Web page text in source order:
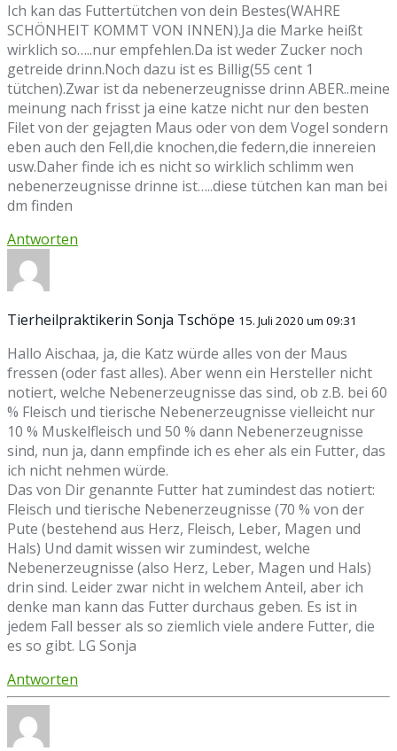
Ich kan das Futtertütchen von dein Bestes(WAHRE
SCHÖNHEIT KOMMT VON INNEN).Ja die Marke heißt
wirklich so…..nur empfehlen.Da ist weder Zucker noch
getreide drinn.Noch dazu ist es Billig(55 cent 1
tütchen).Zwar ist da nebenerzeugnisse drinn ABER..meine
meinung nach frisst ja eine katze nicht nur den besten
Filet von der gejagten Maus oder von dem Vogel sondern
eben auch den Fell,die knochen,die federn,die innereien
usw.Daher finde ich es nicht so wirklich schlimm wen
nebenerzeugnisse drinne ist…..diese tütchen kan man bei
dm finden
Antworten
Tierheilpraktikerin Sonja Tschöpe 15. Juli 2020 um 09:31
Hallo Aischaa, ja, die Katz würde alles von der Maus
fressen (oder fast alles). Aber wenn ein Hersteller nicht
notiert, welche Nebenerzeugnisse das sind, ob z.B. bei 60
% Fleisch und tierische Nebenerzeugnisse vielleicht nur
10 % Muskelfleisch und 50 % dann Nebenerzeugnisse
sind, nun ja, dann empfinde ich es eher als ein Futter, das
ich nicht nehmen würde.
Das von Dir genannte Futter hat zumindest das notiert:
Fleisch und tierische Nebenerzeugnisse (70 % von der
Pute (bestehend aus Herz, Fleisch, Leber, Magen und
Hals) Und damit wissen wir zumindest, welche
Nebenerzeugnisse (also Herz, Leber, Magen und Hals)
drin sind. Leider zwar nicht in welchem Anteil, aber ich
denke man kann das Futter durchaus geben. Es ist in
jedem Fall besser als so ziemlich viele andere Futter, die
es so gibt. LG Sonja
Antworten